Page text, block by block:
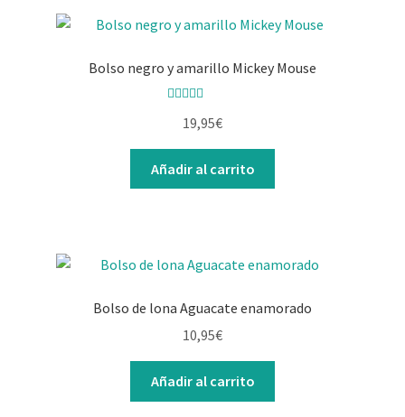
Bolso negro y amarillo Mickey Mouse
5.00de 5
19,95€
Añadir al carrito
Bolso de lona Aguacate enamorado
10,95€
Añadir al carrito